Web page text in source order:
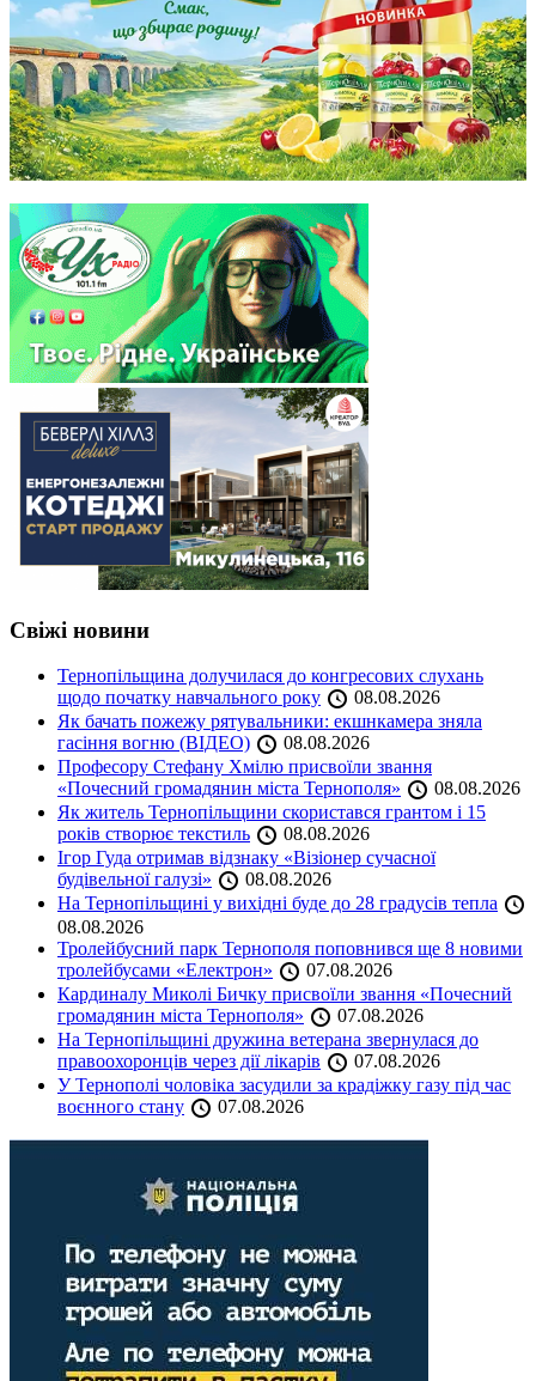
Свіжі новини
Тернопільщина долучилася до конгресових слухань
щодо початку навчального року
08.08.2026
Як бачать пожежу рятувальники: екшнкамера зняла
гасіння вогню (ВІДЕО)
08.08.2026
Професору Стефану Хмілю присвоїли звання
«Почесний громадянин міста Тернополя»
08.08.2026
Як житель Тернопільщини скористався грантом і 15
років створює текстиль
08.08.2026
Ігор Гуда отримав відзнаку «Візіонер сучасної
будівельної галузі»
08.08.2026
На Тернопільщині у вихідні буде до 28 градусів тепла
08.08.2026
Тролейбусний парк Тернополя поповнився ще 8 новими
тролейбусами «Електрон»
07.08.2026
Кардиналу Миколі Бичку присвоїли звання «Почесний
громадянин міста Тернополя»
07.08.2026
На Тернопільщині дружина ветерана звернулася до
правоохоронців через дії лікарів
07.08.2026
У Тернополі чоловіка засудили за крадіжку газу під час
воєнного стану
07.08.2026